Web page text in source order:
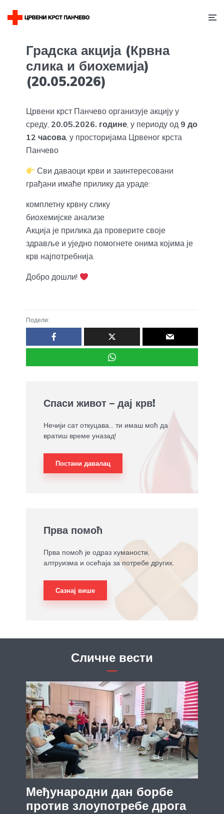
Градска акција (Крвна
слика и биохемија)
(20.05.2026)
Црвени крст Панчево организује акцију у
среду, 20.05.2026. године, у периоду од 9 до
12 часова, у просторијама Црвеног крста
Панчево
Сви даваоци крви и заинтересовани
грађани имаће прилику да ураде:
комплетну крвну слику
биохемијске анализе
Акција је прилика да проверите своје
здравље и уједно помогнете онима којима је
крв најпотребнија.
Добро дошли!
Подели:
Спаси живот – дај крв!
Нечији сат откуцава... ти имаш моћ да
вратиш време уназад!
Постани давалац
Прва помоћ
Прва помоћ је одраз хуманости,
алтруизма и осећаја за потребе других.
Сазнај више
Сличне вести
Међународни дан борбе
против злоупотребе дрога